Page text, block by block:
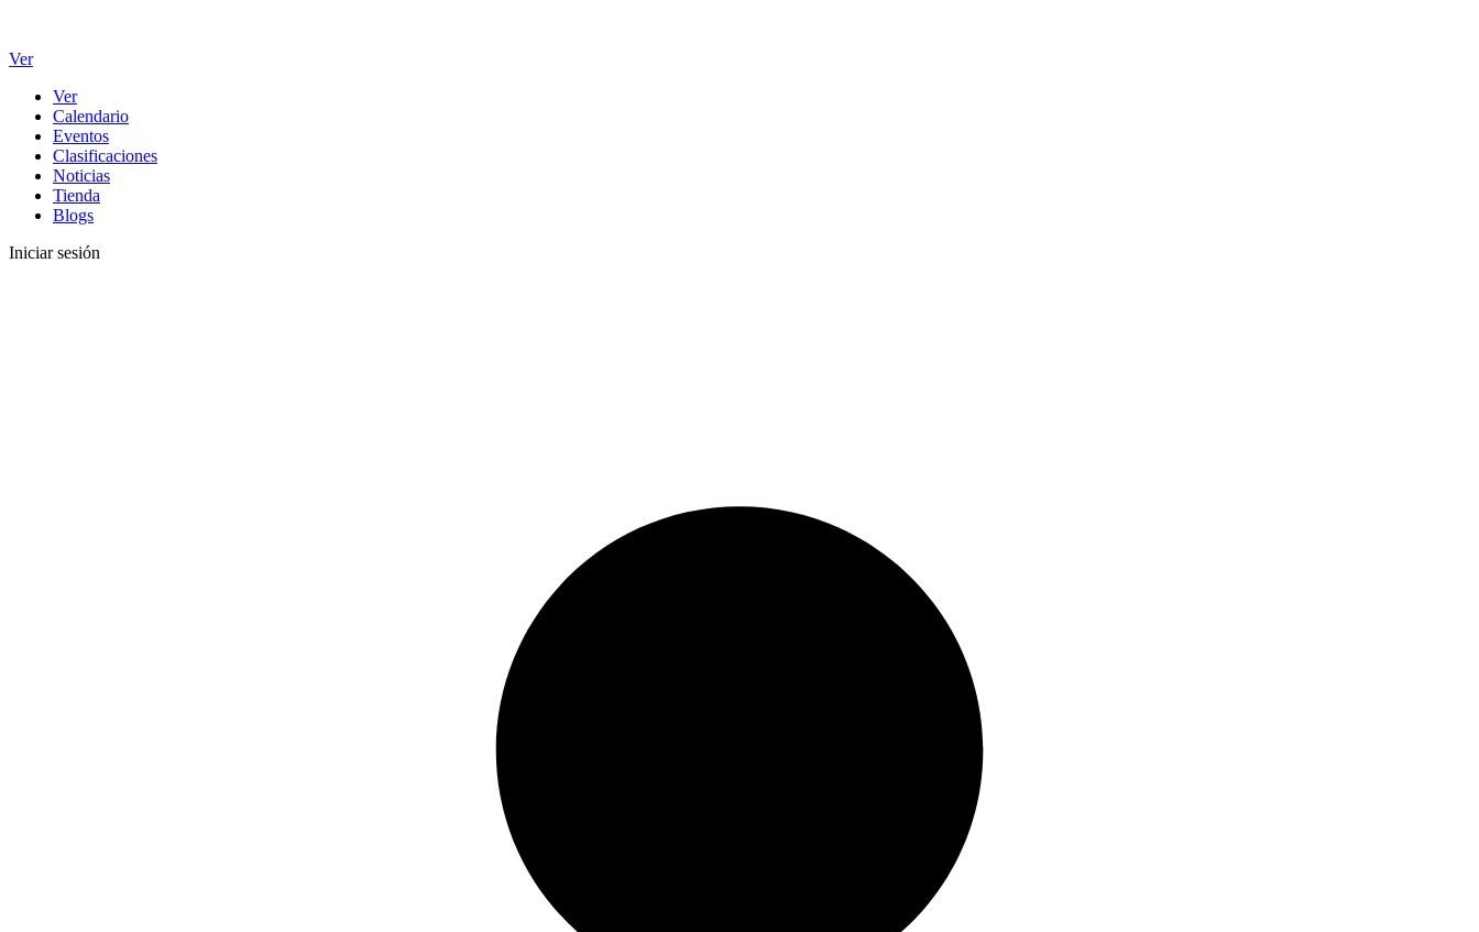
Ver
Ver
Calendario
Eventos
Clasificaciones
Noticias
Tienda
Blogs
Iniciar sesión